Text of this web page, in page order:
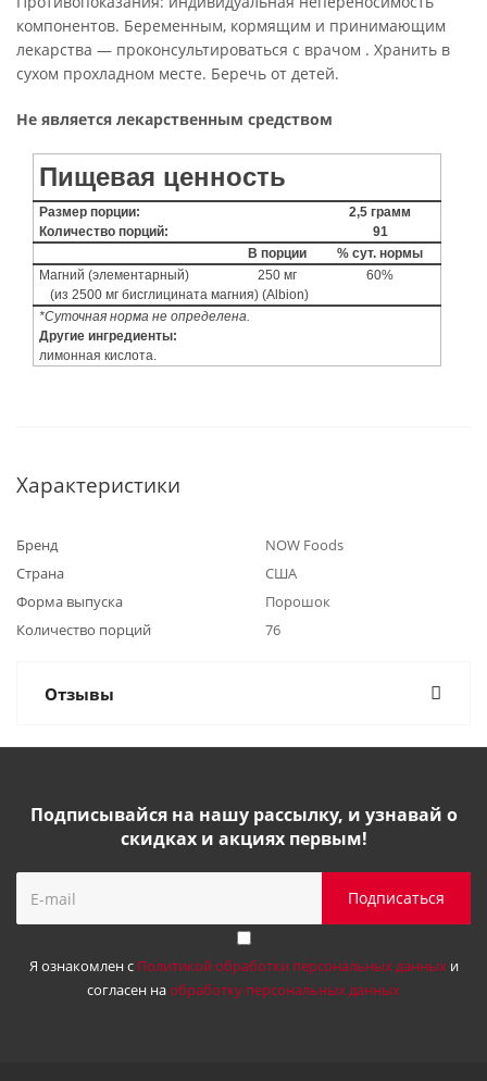
компонентов. Беременным, кормящим и принимающим
лекарства — проконсультироваться с врачом . Хранить в
сухом прохладном месте. Беречь от детей.
Не является лекарственным средством
Пищевая ценность
Размер порции:
2,5 грамм
Количество порций:
91
В порции
% сут. нормы
Магний (элементарный)
250 мг
60%
(из 2500 мг бисглицината магния) (Albion)
*Суточная норма не определена.
Другие ингредиенты:
лимонная кислота.
Характеристики
Бренд
NOW Foods
Страна
США
Форма выпуска
Порошок
Количество порций
76
Отзывы
Подписывайся на нашу рассылку, и узнавай о
скидках и акциях первым!
Я ознакомлен с Политикой обработки персональных данныхи
согласен наобработку персональных данных